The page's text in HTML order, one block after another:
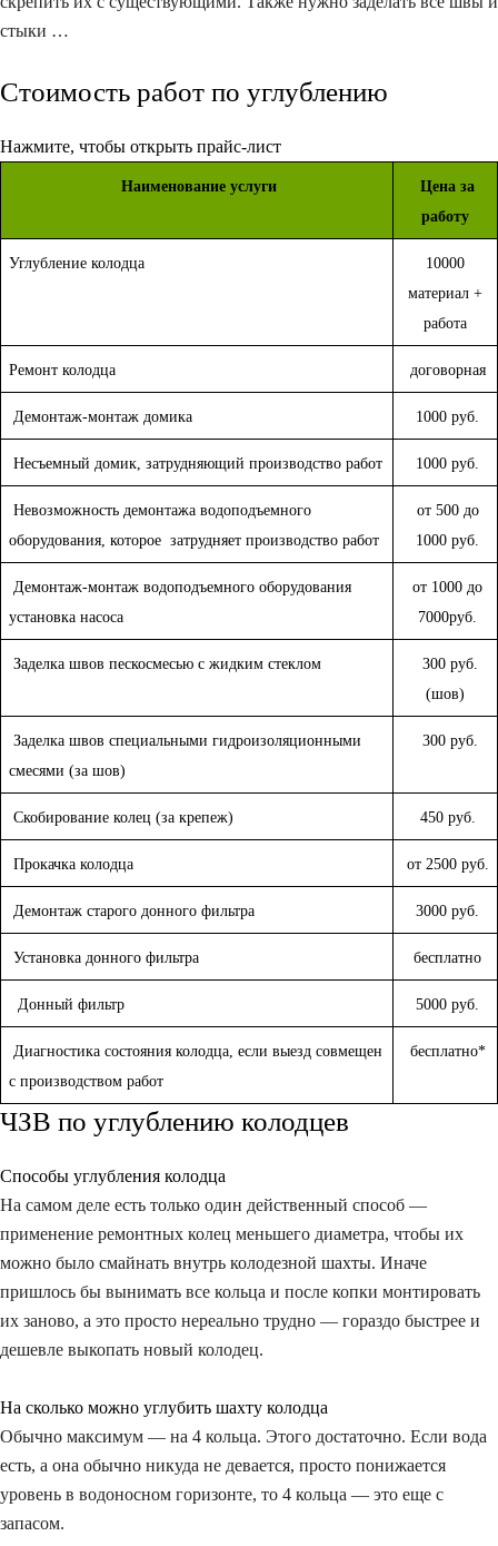
стыки …
Стоимость работ по углублению
Нажмите, чтобы открыть прайс-лист
Наименование услуги
Цена за
работу
Углубление колодца
10000
материал +
работа
Ремонт колодца договорная
Демонтаж-монтаж домика 1000 руб.
Несъемный домик, затрудняющий производство работ 1000 руб.
Невозможность демонтажа водоподъемного
оборудования, которое затрудняет производство работ
от 500 до
1000 руб.
Демонтаж-монтаж водоподъемного оборудования
установка насоса
от 1000 до
7000руб.
Заделка швов пескосмесью с жидким стеклом
300 руб.
(шов)
Заделка швов специальными гидроизоляционными
смесями (за шов)
300 руб.
Скобирование колец (за крепеж) 450 руб.
Прокачка колодца от 2500 руб.
Демонтаж старого донного фильтра 3000 руб.
Установка донного фильтра бесплатно
Донный фильтр 5000 руб.
Диагностика состояния колодца, если выезд совмещен
с производством работ
бесплатно*
ЧЗВ по углублению колодцев
Способы углубления колодца
На самом деле есть только один действенный способ —
применение ремонтных колец меньшего диаметра, чтобы их
можно было смайнать внутрь колодезной шахты. Иначе
пришлось бы вынимать все кольца и после копки монтировать
их заново, а это просто нереально трудно — гораздо быстрее и
дешевле выкопать новый колодец.
На сколько можно углубить шахту колодца
Обычно максимум — на 4 кольца. Этого достаточно. Если вода
есть, а она обычно никуда не девается, просто понижается
уровень в водоносном горизонте, то 4 кольца — это еще с
запасом.